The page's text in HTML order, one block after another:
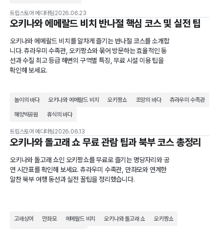
트립스토어 에디터팀 2026.06.23
오키나와 에메랄드 비치 반나절 핵심 코스 및 실전 팁
오키나와 에메랄드 비치를 알차게 즐기는 반나절 코스를 소개합
니다. 츄라우미 수족관, 오키짱쇼와 묶어 방문하는 효율적인 동
선과 수질 최고 등급 해변의 구역별 특징, 무료 시설 이용 팁을
확인해 보세요.
놀이의 바다 오키나와 에메랄드 비치 오키짱쇼 조망의 바다 츄라우미 수족관
해양박공원 휴식의 바다
트립스토어 에디터팀 2026.06.13
오키나와 돌고래 쇼 무료 관람 팁과 북부 코스 총정리
오키나와 돌고래 쇼인 오키짱쇼를 무료로 즐기는 명당자리와 공
연 시간표를 확인해 보세요. 츄라우미 수족관, 만좌모와 연계한
알찬 북부 여행 동선과 실전 꿀팁을 정리했습니다.
고래상어 만좌모 에메랄드 비치 오키나와 돌고래 쇼 오키짱쇼